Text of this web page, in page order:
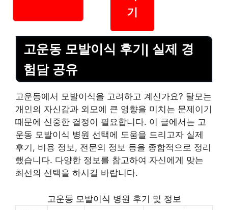
기
고운동 모발이식 후기| 실제 경
험담 공유
고운동에서 모발이식을 고려하고 계신가요? 탈모는
개인의 자신감과 외모에 큰 영향을 미치는 문제이기
때문에 신중한 결정이 필요합니다. 이 글에서는 고
운동 모발이식 병원 선택에 도움을 드리고자 실제
후기, 비용 정보, 전문의 정보 등을 종합적으로 정리
했습니다. 다양한 정보를 참고하여 자신에게 맞는
최선의 선택을 하시길 바랍니다.
고운동 모발이식 병원 후기 및 정보